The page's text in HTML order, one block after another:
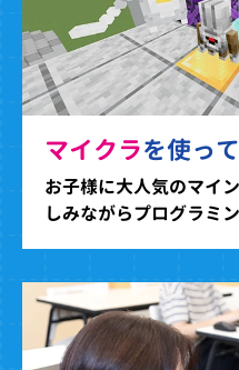
マイクラを使っ
お子様に大人気のマイ
しみながらプログラミ